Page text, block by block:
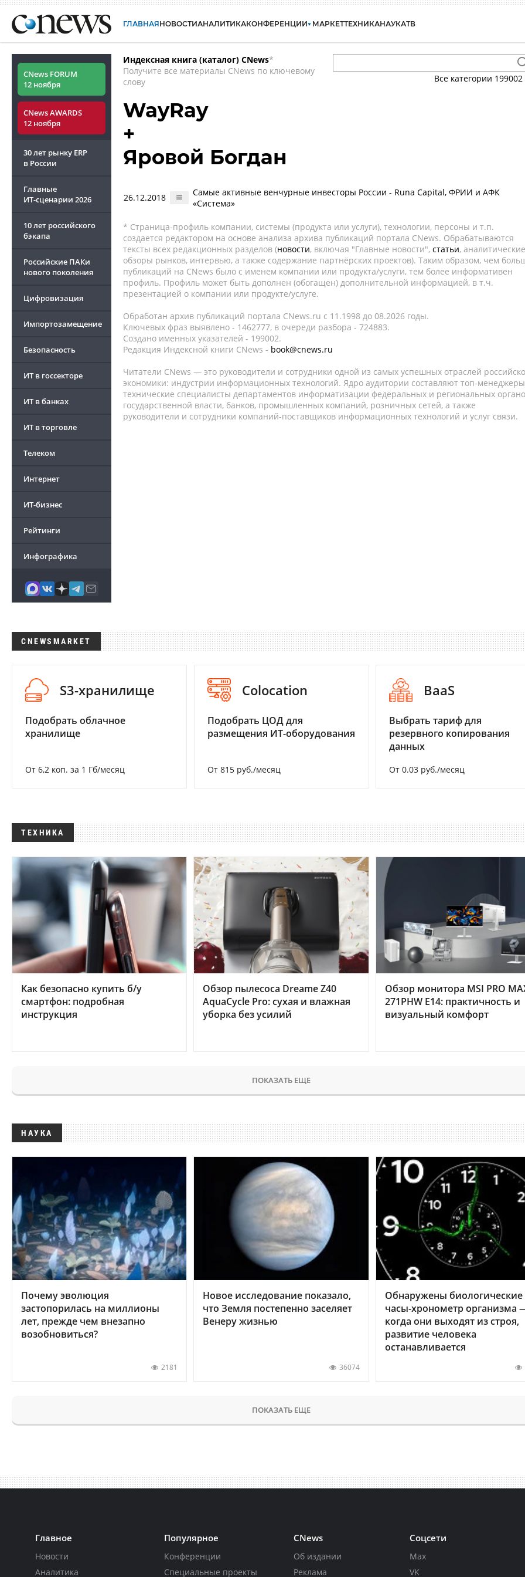
ГЛАВНАЯНОВОСТИАНАЛИТИКАКОНФЕРЕНЦИИ МАРКЕТТЕХНИКАНАУКАТВ
CNews FORUM
12 ноября
CNews AWARDS
12 ноября
30 лет рынку ERP
в России
Главные
ИТ-сценарии 2026
10 лет российского
бэкапа
Российские ПАКи
нового поколения
Цифровизация
Импортозамещение
Безопасность
ИТ в госсекторе
ИТ в банках
ИТ в торговле
Телеком
Интернет
ИТ-бизнес
Рейтинги
Инфографика
Индексная книга (каталог) CNews*
Получите все материалы CNews по ключевому
слову
Все категории 199002
WayRay
+
Яровой Богдан
26.12.2018
Самые активные венчурные инвесторы России - Runa Capital, ФРИИ и АФК
«Система»
* Страница-профиль компании, системы (продукта или услуги), технологии, персоны и т.п.
создается редактором на основе анализа архива публикаций портала CNews. Обрабатываются
тексты всех редакционных разделов (новости, включая "Главные новости", статьи, аналитические
обзоры рынков, интервью, а также содержание партнёрских проектов). Таким образом, чем
публикаций на CNews было с именем компании или продукта/услуги, тем более информативен
профиль. Профиль может быть дополнен (обогащен) дополнительной информацией, в т.ч.
презентацией о компании или продукте/услуге.
Обработан архив публикаций портала CNews.ru c 11.1998 до 08.2026 годы.
Ключевых фраз выявлено - 1462777, в очереди разбора - 724883.
Создано именных указателей - 199002.
Редакция Индексной книги CNews - book@cnews.ru
Читатели CNews — это руководители и сотрудники одной из самых успешных отраслей
экономики: индустрии информационных технологий. Ядро аудитории составляют топ-
технические специалисты департаментов информатизации федеральных и региональных
государственной власти, банков, промышленных компаний, розничных сетей, а также
руководители и сотрудники компаний-поставщиков информационных технологий и услуг связи.
CNEWSMARKET
S3-хранилище
Подобрать облачное
хранилище
От 6,2 коп. за 1 Гб/месяц
Colocation
Подобрать ЦОД для
размещения ИТ-оборудования
От 815 руб./месяц
BaaS
Выбрать тариф для
резервного копирования
данных
От 0.03 руб./месяц
ТЕХНИКА
Как безопасно купить б/у
смартфон: подробная
инструкция
Обзор пылесоса Dreame Z40
AquaCycle Pro: сухая и влажная
уборка без усилий
Обзор монитора MSI PRO
271PHW E14: практичность и
визуальный комфорт
ПОКАЗАТЬ ЕЩЕ
НАУКА
Почему эволюция
застопорилась на миллионы
лет, прежде чем внезапно
возобновиться?
2181
Новое исследование показало,
что Земля постепенно заселяет
Венеру жизнью
36074
Обнаружены биологические
часы-хронометр организма
когда они выходят из строя,
развитие человека
останавливается
ПОКАЗАТЬ ЕЩЕ
Главное
Новости
Аналитика
Популярное
Конференции
Специальные проекты
CNews
Об издании
Реклама
Соцсети
Max
VK